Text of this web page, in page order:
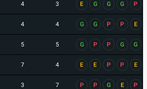
4 3 E G G G P
4 4 G G P P E
5 5 G P P G G
7 4 E E P P E
3 7 P P G E P